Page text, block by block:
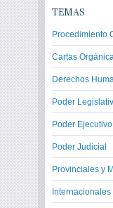
TEMAS
Procedimiento
Cartas
Derechos
Poder
Poder Ejecutivo
Poder Judicial
Provinciales y
Internacionales